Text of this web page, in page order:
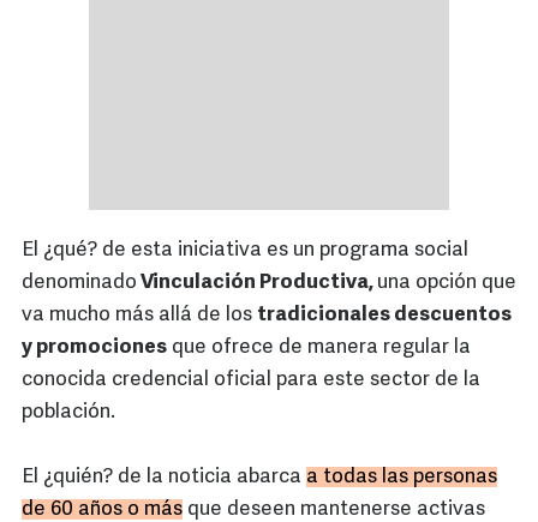
El ¿qué? de esta iniciativa es un programa social
denominado Vinculación Productiva, una opción que
va mucho más allá de los tradicionales descuentos
y promociones que ofrece de manera regular la
conocida credencial oficial para este sector de la
población.
El ¿quién? de la noticia abarca a todas las personas
de 60 años o más que deseen mantenerse activas